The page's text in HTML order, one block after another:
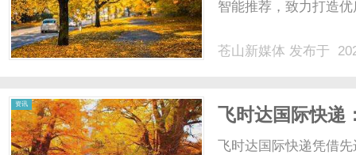
智能推荐，致力打造
苍山新媒体 发布于
资讯
飞时达国际快递
飞时达国际快递凭借